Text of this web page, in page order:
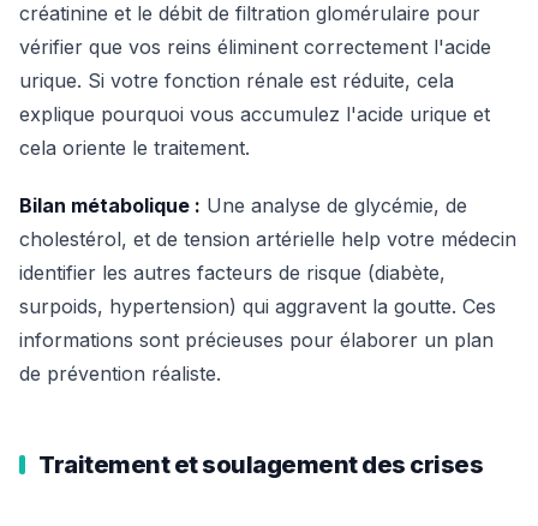
créatinine et le débit de filtration glomérulaire pour
vérifier que vos reins éliminent correctement l'acide
urique. Si votre fonction rénale est réduite, cela
explique pourquoi vous accumulez l'acide urique et
cela oriente le traitement.
Bilan métabolique : Une analyse de glycémie, de
cholestérol, et de tension artérielle help votre médecin
identifier les autres facteurs de risque (diabète,
surpoids, hypertension) qui aggravent la goutte. Ces
informations sont précieuses pour élaborer un plan
de prévention réaliste.
Traitement et soulagement des crises